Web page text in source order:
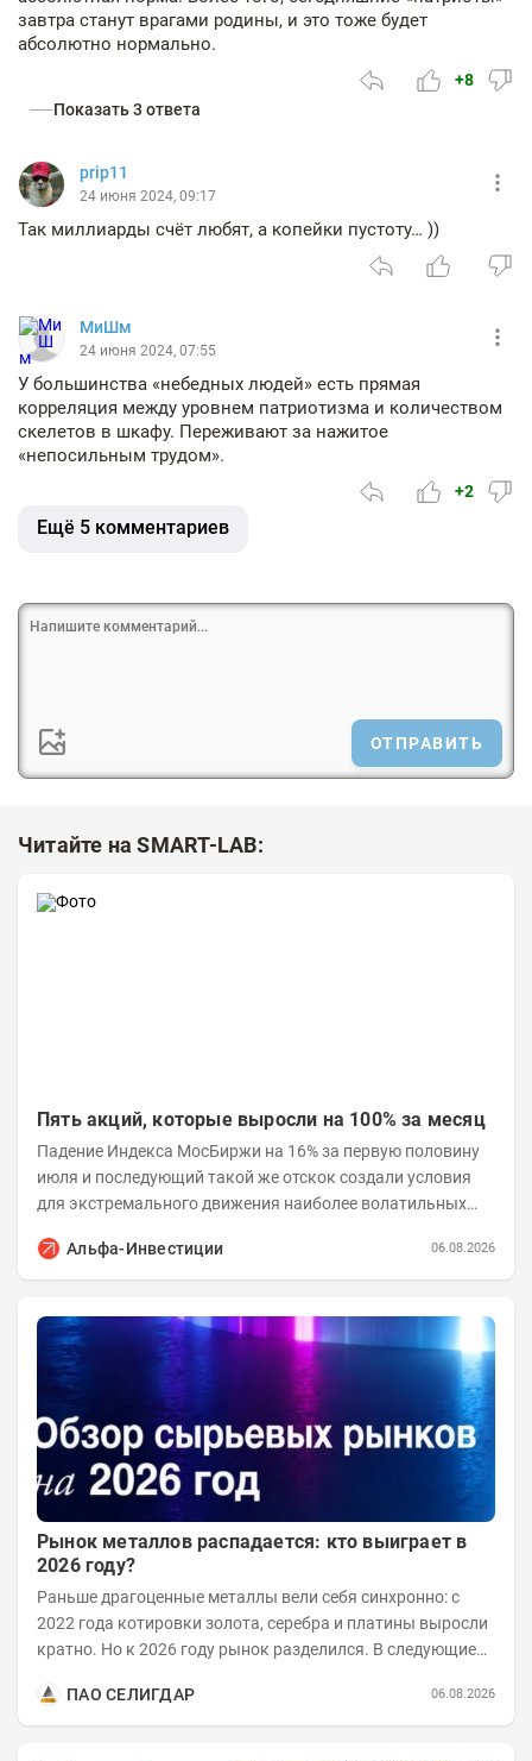
завтра станут врагами родины, и это тоже будет
абсолютно нормально.
+8
Показать 3 ответа
prip11
24 июня 2024, 09:17
Так миллиарды счёт любят, а копейки пустоту… ))
МиШм
24 июня 2024, 07:55
У большинства «небедных людей» есть прямая
корреляция между уровнем патриотизма и количеством
скелетов в шкафу. Переживают за нажитое
«непосильным трудом».
+2
Ещё 5 комментариев
ОТПРАВИТЬ
Читайте на SMART-LAB:
Пять акций, которые выросли на 100% за месяц
Падение Индекса МосБиржи на 16% за первую половину
июля и последующий такой же отскок создали условия
для экстремального движения наиболее волатильных
Альфа-Инвестиции
06.08.2026
Рынок металлов распадается: кто выиграет в
2026 году?
Раньше драгоценные металлы вели себя синхронно: с
2022 года котировки золота, серебра и платины выросли
кратно. Но к 2026 году рынок разделился. В следующие
ПАО СЕЛИГДАР
06.08.2026